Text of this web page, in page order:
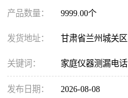
产品数量： 9999.00个
发货地址： 甘肃省兰州城关区
关键词： 家庭仪器测漏电话
发布日期： 2026-08-08